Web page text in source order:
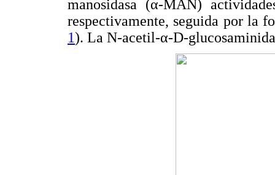
manosidasa (α-MAN)
respectivamente, seguida por la
1). La N-acetil-α-D-